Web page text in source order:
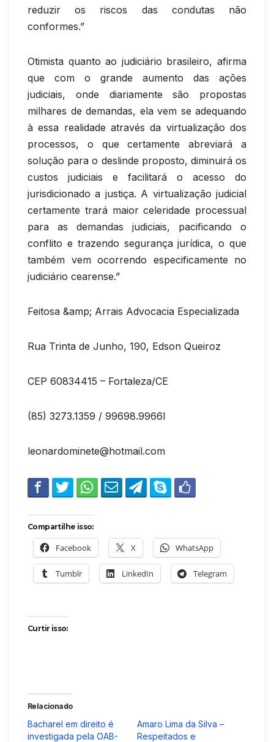
reduzir os riscos das condutas não
conformes.”
Otimista quanto ao judiciário brasileiro, afirma
que com o grande aumento das ações
judiciais, onde diariamente são propostas
milhares de demandas, ela vem se adequando
à essa realidade através da virtualização dos
processos, o que certamente abreviará a
solução para o deslinde proposto, diminuirá os
custos judiciais e facilitará o acesso do
jurisdicionado a justiça. A virtualização judicial
certamente trará maior celeridade processual
para as demandas judiciais, pacificando o
conflito e trazendo segurança jurídica, o que
também vem ocorrendo especificamente no
judiciário cearense.”
Feitosa &amp; Arrais Advocacia Especializada
Rua Trinta de Junho, 190, Edson Queiroz
CEP 60834415 – Fortaleza/CE
(85) 3273.1359 / 99698.9966l
leonardominete@hotmail.com
Compartilhe isso:
Facebook X WhatsApp
Tumblr LinkedIn Telegram
Curtir isso:
Relacionado
Bacharel em direito é
investigada pela OAB-
Amaro Lima da Silva –
Respeitados e